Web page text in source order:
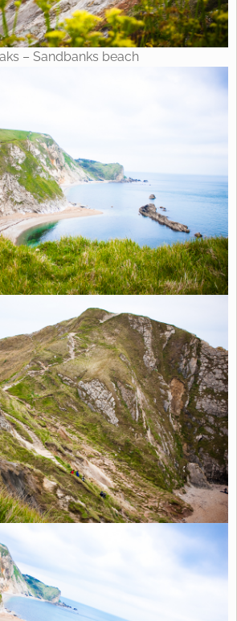
– Sandbanks beach